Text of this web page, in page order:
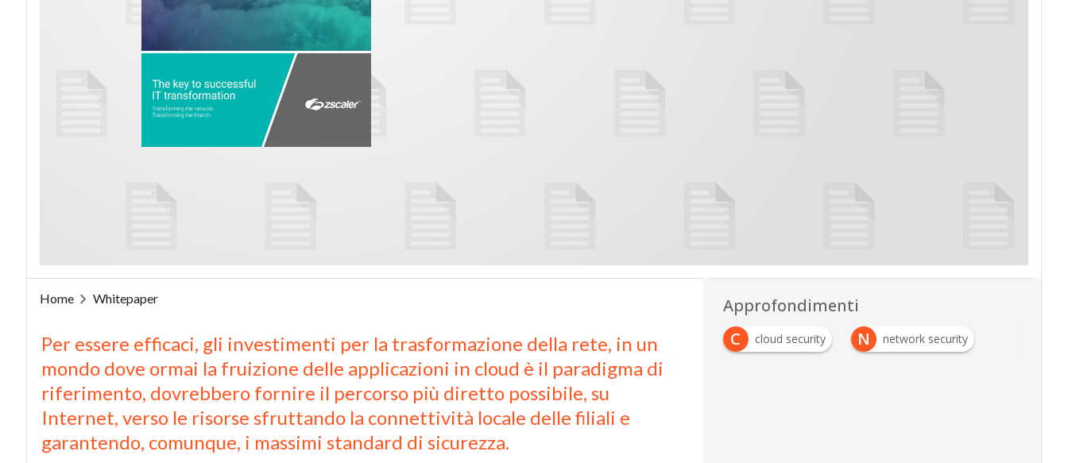
Home Whitepaper
Per essere efficaci, gli investimenti per la trasformazione della rete, in un
mondo dove ormai la fruizione delle applicazioni in cloud è il paradigma di
riferimento, dovrebbero fornire il percorso più diretto possibile, su
Internet, verso le risorse sfruttando la connettività locale delle filiali e
garantendo, comunque, i massimi standard di sicurezza.
Approfondimenti
C
cloud security N network security